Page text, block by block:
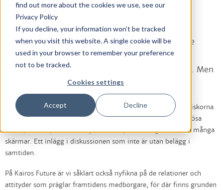
find out more about the cookies we use, see our
Privacy Policy
If you decline, your information won’t be tracked
when you visit this website. A single cookie will be
used in your browser to remember your preference
not to be tracked.
Cookies settings
Accept Decline
samhälle
Från bussarnas reklamytor till ledarsidor och
webbtrollens inlägg vidare ända in i den senaste
Disneyfilmen Incredibles 2 – överallt diskuteras
framtidens samhällskontrakt och medborgarroll. Men
vad innebär det att vara medborgare?
I filmen Incredibles 2
varnar skurken The Screenslaver människorna
för att passiveras i sin förhoppning om att superhjältar ska lösa
deras problem, medan de själva lever pseudoliv genom sina många
skärmar. Ett inlägg i diskussionen som inte är utan belägg i
samtiden.
På Kairos Future är vi såklart också nyfikna på de relationer och
attityder som präglar framtidens medborgare, för där finns grunden